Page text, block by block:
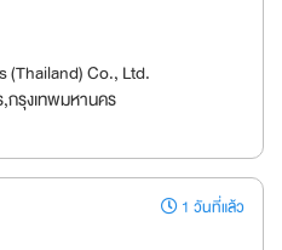
(Thailand) Co., Ltd.
กรุงเทพมหานคร
1 วันที่แล้ว